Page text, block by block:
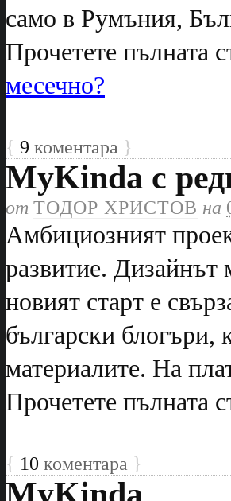
само в Румъния,
Прочетете пълната
месечно?
{ 9 коментара }
MyKinda с
от ТОДОР ХРИСТОВ на
Амбициозният
развитие. Дизайнът
новият старт е
български блогъри,
материалите. На
Прочетете пълната
{ 10 коментара }